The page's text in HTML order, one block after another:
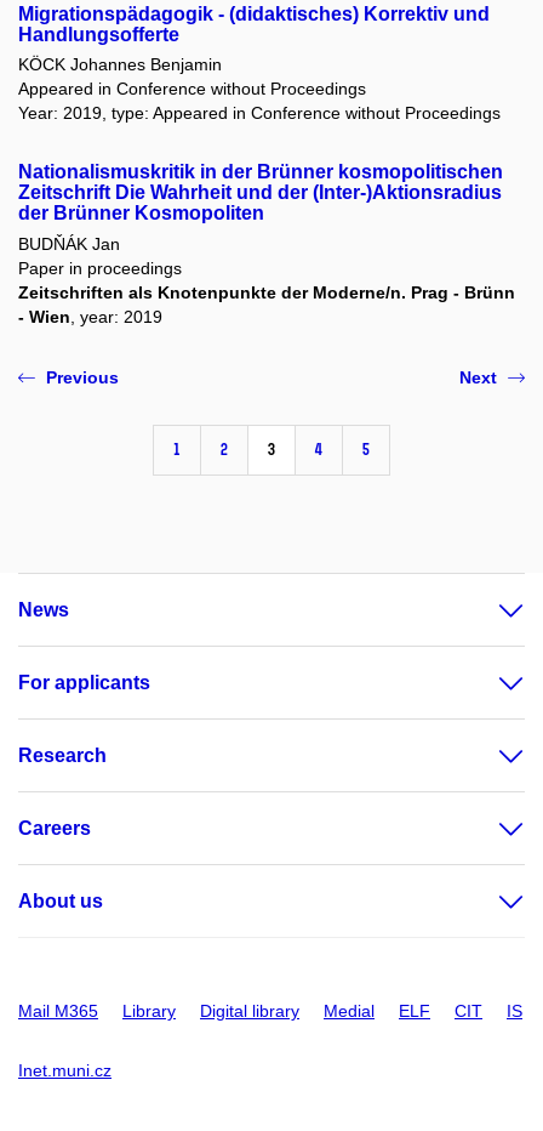
Migrationspädagogik - (didaktisches) Korrektiv und
Handlungsofferte
KÖCK Johannes Benjamin
Appeared in Conference without Proceedings
Year: 2019, type: Appeared in Conference without Proceedings
Nationalismuskritik in der Brünner kosmopolitischen
Zeitschrift Die Wahrheit und der (Inter-)Aktionsradius
der Brünner Kosmopoliten
BUDŇÁK Jan
Paper in proceedings
Zeitschriften als Knotenpunkte der Moderne/n. Prag - Brünn
- Wien , year: 2019
Previous
1 2 3 4 5
Next
News
For applicants
Research
Careers
About us
Mail M365 Library Digital library Medial ELF CIT IS
Inet.muni.cz